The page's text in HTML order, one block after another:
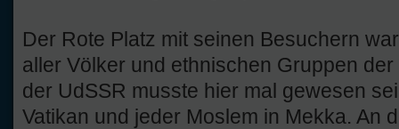
Der Rote Platz mit seinen Besuchern
aller Völker und ethnischen Gruppen
der UdSSR musste hier mal gewesen
Vatikan und jeder Moslem in Mekka. An